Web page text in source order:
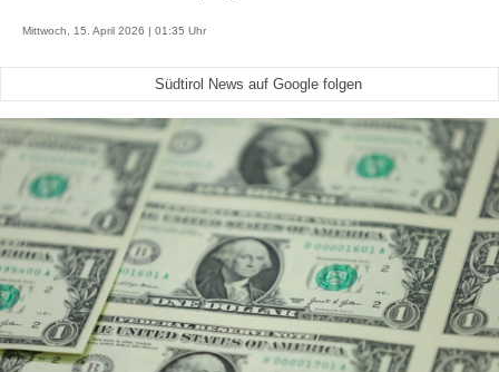
Mittwoch, 15. April 2026 | 01:35 Uhr
Südtirol News auf Google folgen